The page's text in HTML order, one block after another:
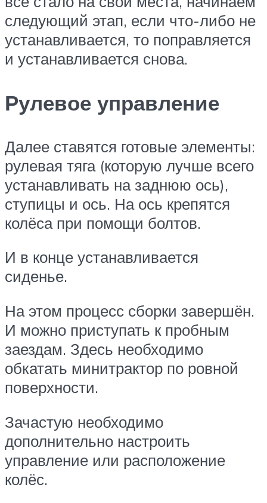
следующий этап, если что-либо не
устанавливается, то поправляется
и устанавливается снова.
Рулевое управление
Далее ставятся готовые элементы:
рулевая тяга (которую лучше всего
устанавливать на заднюю ось),
ступицы и ось. На ось крепятся
колёса при помощи болтов.
И в конце устанавливается
сиденье.
На этом процесс сборки завершён.
И можно приступать к пробным
заездам. Здесь необходимо
обкатать минитрактор по ровной
поверхности.
Зачастую необходимо
дополнительно настроить
управление или расположение
колёс.